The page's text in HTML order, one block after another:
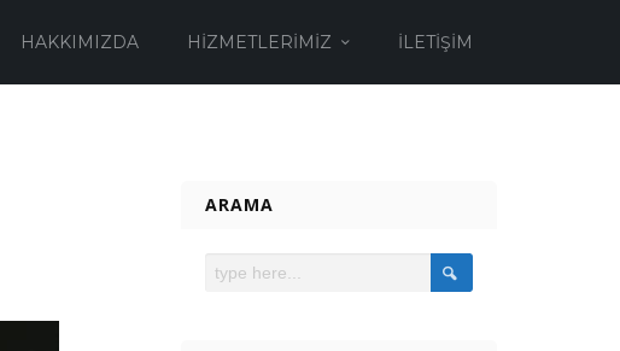
HAKKIMIZDA HIZMETLERIMIZ İLETIŞIM
ARAMA